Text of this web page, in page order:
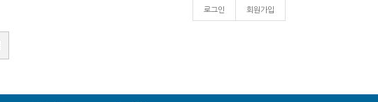
회원가입
로그인